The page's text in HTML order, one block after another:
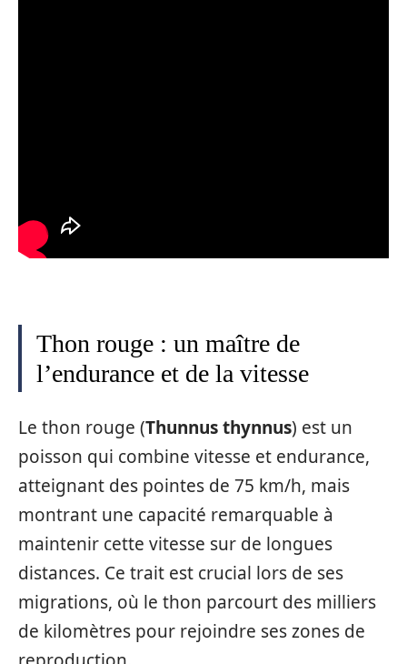
Thon rouge : un maître de
l’endurance et de la vitesse
Le thon rouge (Thunnus thynnus) est un
poisson qui combine vitesse et endurance,
atteignant des pointes de 75 km/h, mais
montrant une capacité remarquable à
maintenir cette vitesse sur de longues
distances. Ce trait est crucial lors de ses
migrations, où le thon parcourt des milliers
de kilomètres pour rejoindre ses zones de